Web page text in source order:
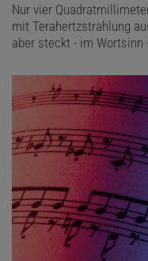
Nur vier
mit Terahertzstrahlung
aber steckt - im Wortsinn